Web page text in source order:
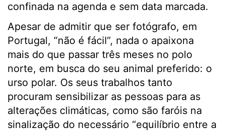
confinada na agenda e sem data marcada.
Apesar de admitir que ser fotógrafo, em
Portugal, “não é fácil”, nada o apaixona
mais do que passar três meses no polo
norte, em busca do seu animal preferido: o
urso polar. Os seus trabalhos tanto
procuram sensibilizar as pessoas para as
alterações climáticas, como são faróis na
sinalização do necessário “equilíbrio entre a